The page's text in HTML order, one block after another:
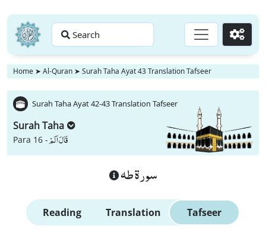
Search Go
Home ➤ Al-Quran ➤ Surah Taha Ayat 43 Translation Tafseer
Surah Taha Ayat 42-43 Translation Tafseer
Surah Taha
Para 16 -قَالَ اَلَمْ
سورة طه
Reading Translation Tafseer